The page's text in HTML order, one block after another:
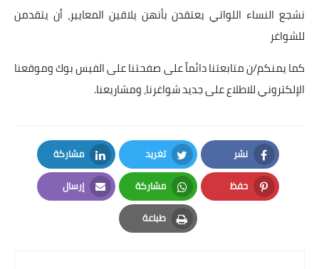
نشجع النساء اللواتي يعتقدن بأنهن يلاقين المعايير، أن يتقدمن
للشواغر
كما يمنكم/ن متابعتنا دائماً على صفحتنا على الفيس بوك وموقعنا
الإلكتروني للاطلاع على جديد شواغرنا، ومشاريعنا.
نشر
Facebook
تغريد
Twitter
مشاركة
LinkedIn
حفظ
Pinterest
مشاركة
Whatsapp
إرسال
Email
طباعة
Print